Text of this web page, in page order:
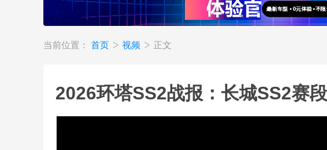
当前位置： 首页 视频 正文
2026环塔SS2战报：长城SS2赛